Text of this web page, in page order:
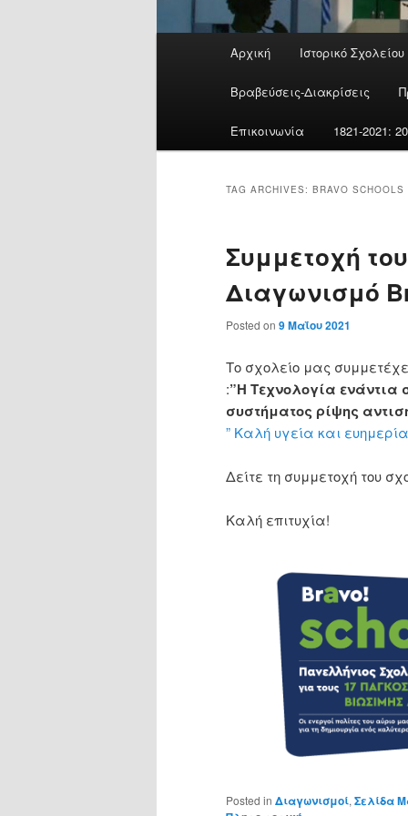
Αρχική Ιστορικό Σχολείου
Βραβεύσεις-Διακρίσεις
Επικοινωνία 1821-2021:
TAG ARCHIVES: BRAVO SCHOOLS
Συμμετοχή
Διαγωνισμό
Posted on 9 Μαΐου 2021
Το σχολείο μας
:”Η Τεχνολογία ενάντια
συστήματος ρίψης
” Καλή υγεία και
Δείτε τη συμμετοχή του
Καλή επιτυχία!
Posted in Διαγωνισμοί, Σελίδα